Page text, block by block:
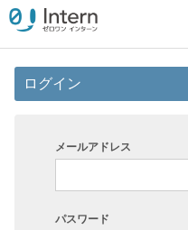
ログイン
メールアドレス
パスワード